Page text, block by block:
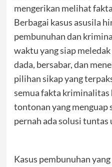
mengerikan melihat
Berbagai kasus asusila
pembunuhan dan
waktu yang siap
dada, bersabar, dan
pilihan sikap yang
semua fakta kriminalitas
tontonan yang menguap
pernah ada solusi
Kasus pembunuhan